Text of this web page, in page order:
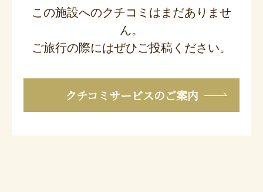
この施設へのクチコミはまだありませ
ん。
ご旅行の際にはぜひご投稿ください。
クチコミサービスのご案内